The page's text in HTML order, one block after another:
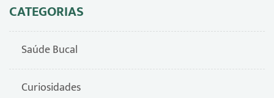
CATEGORIAS
Saúde Bucal
Curiosidades